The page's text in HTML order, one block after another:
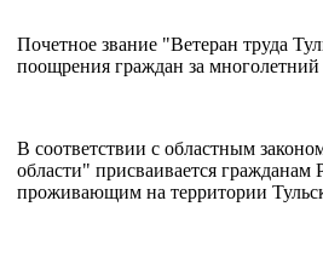
Почетное звание "Ветеран труда
поощрения граждан за
В соответствии с областным
области" присваивается
проживающим на территории